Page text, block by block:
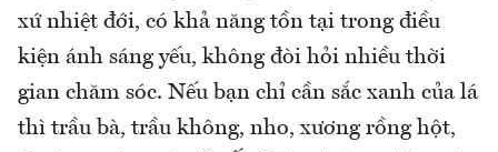
xứ nhiệt đới, có khả năng tồn tại trong điều
kiện ánh sáng yếu, không đòi hỏi nhiều thời
gian chăm sóc. Nếu bạn chỉ cần sắc xanh của lá
thì trầu bà, trầu không, nho, xương rồng hột,